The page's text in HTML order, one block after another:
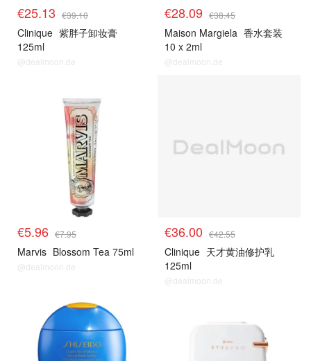
€25.13 €39.10
Clinique 紫胖子卸妆膏
125ml
@dealmoon.de
€28.09 €38.45
Maison Margiela 香水套装
10 x 2ml
@dealmoon.de
€5.96 €7.95
Marvis Blossom Tea 75ml
@dealmoon.de
€36.00 €42.55
Clinique 天才黄油修护乳
125ml
@dealmoon.de